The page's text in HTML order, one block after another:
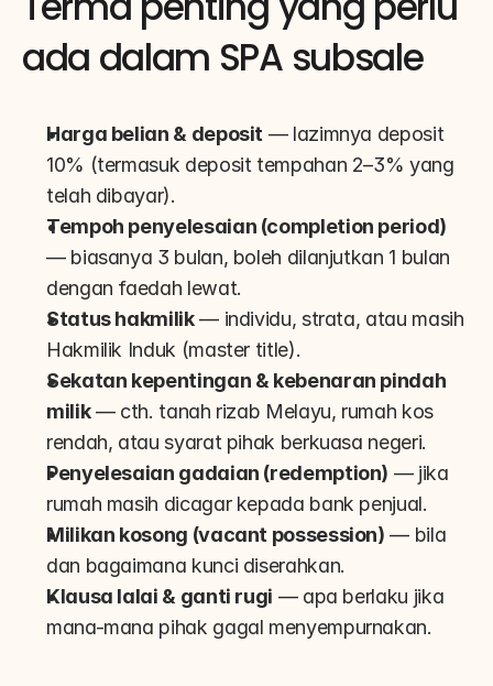
ada dalam SPA subsale
Harga belian & deposit — lazimnya deposit
10% (termasuk deposit tempahan 2–3% yang
telah dibayar).
Tempoh penyelesaian (completion period)
— biasanya 3 bulan, boleh dilanjutkan 1 bulan
dengan faedah lewat.
Status hakmilik — individu, strata, atau masih
Hakmilik Induk (master title).
Sekatan kepentingan & kebenaran pindah
milik — cth. tanah rizab Melayu, rumah kos
rendah, atau syarat pihak berkuasa negeri.
Penyelesaian gadaian (redemption) — jika
rumah masih dicagar kepada bank penjual.
Milikan kosong (vacant possession) — bila
dan bagaimana kunci diserahkan.
Klausa lalai & ganti rugi — apa berlaku jika
mana-mana pihak gagal menyempurnakan.